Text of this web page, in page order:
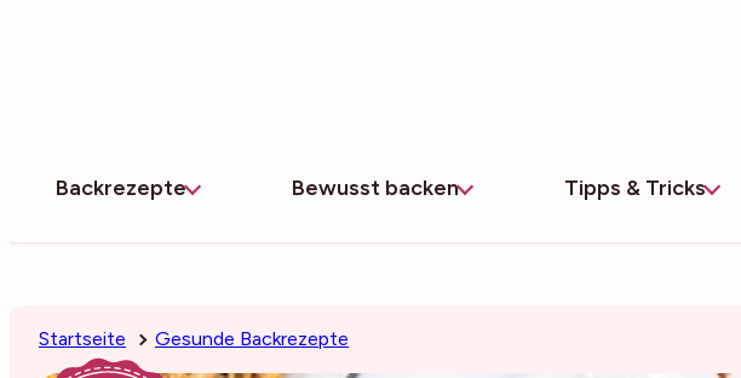
Backrezepte Bewusst backen Tipps & Tricks
Startseite Gesunde Backrezepte